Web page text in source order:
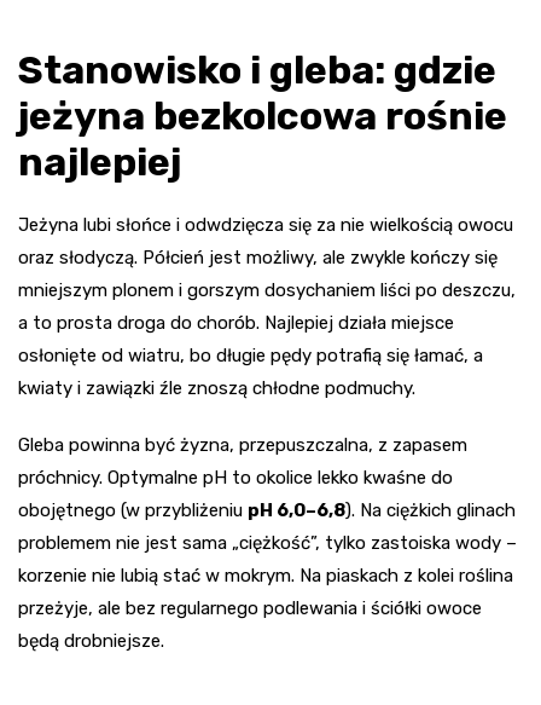
Stanowisko i gleba: gdzie
jeżyna bezkolcowa rośnie
najlepiej
Jeżyna lubi słońce i odwdzięcza się za nie wielkością owocu
oraz słodyczą. Półcień jest możliwy, ale zwykle kończy się
mniejszym plonem i gorszym dosychaniem liści po deszczu,
a to prosta droga do chorób. Najlepiej działa miejsce
osłonięte od wiatru, bo długie pędy potrafią się łamać, a
kwiaty i zawiązki źle znoszą chłodne podmuchy.
Gleba powinna być żyzna, przepuszczalna, z zapasem
próchnicy. Optymalne pH to okolice lekko kwaśne do
obojętnego (w przybliżeniu pH 6,0–6,8). Na ciężkich glinach
problemem nie jest sama „ciężkość”, tylko zastoiska wody –
korzenie nie lubią stać w mokrym. Na piaskach z kolei roślina
przeżyje, ale bez regularnego podlewania i ściółki owoce
będą drobniejsze.